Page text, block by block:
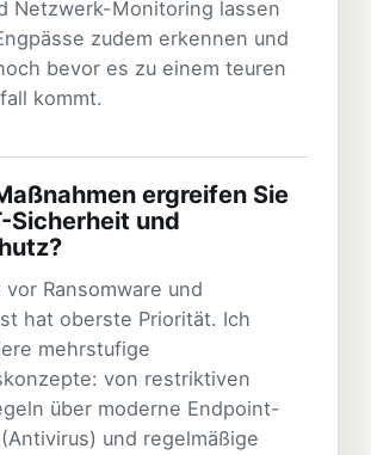
Netzwerk-Monitoring lassen
zudem erkennen und
bevor es zu einem teuren
kommt.
ergreifen Sie
Sicherheit und
vor Ransomware und
hat oberste Priorität. Ich
mehrstufige
von restriktiven
über moderne Endpoint-
und regelmäßige